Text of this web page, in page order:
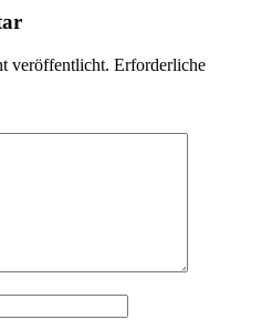
veröffentlicht. Erforderliche